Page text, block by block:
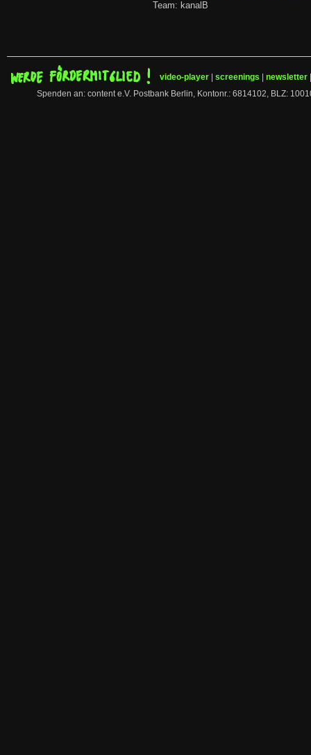
Team: kanalB
video-player screenings newsletter
Spenden an: content e.V. Postbank Berlin, Kontonr.: 6814102, BLZ: